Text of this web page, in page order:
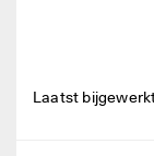
Laatst